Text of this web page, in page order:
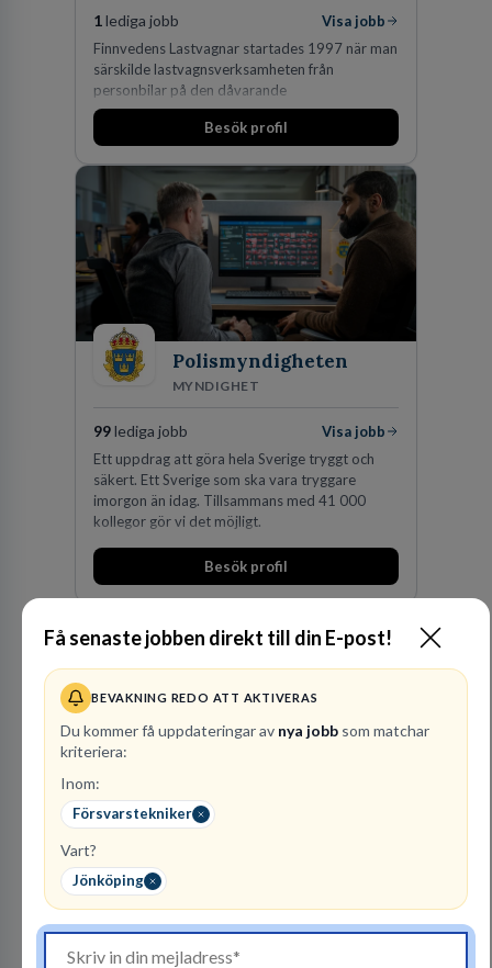
Få senaste jobben direkt till din E-post!
BEVAKNING REDO ATT AKTIVERAS
Du kommer få uppdateringar av nya jobb som matchar
kriteriera:
Inom:
Försvarstekniker
Vart?
Jönköping
1lediga jobb
Visa jobb
Finnvedens Lastvagnar startades 1997 när man
särskilde lastvagnsverksamheten från
personbilar på den dåvarande
huvudanläggningen i Värnamo. Sedan dess har
man expanderat kraftigt genom ett antal
den största privata återförsäljaren av Volvo
Lastvagnar och finns representerade på 20
orter i södra Sverige.
Besök profil
Polismyndigheten
MYNDIGHET
99lediga jobb
Visa jobb
Ett uppdrag att göra hela Sverige tryggt och
säkert. Ett Sverige som ska vara tryggare
imorgon än idag. Tillsammans med 41 000
kollegor gör vi det möjligt.
Besök profil
Gulliksson AB
2lediga jobb
Vår kombination av immaterialrätt och
affärsjuridik gör oss till förstahandsvalet som
affärsjuridisk advokatbyrå och rådgivare för